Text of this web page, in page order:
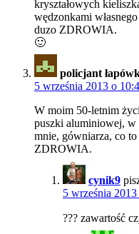
kryształowych
wędzonkami
duzo ZDROWIA.
🙂
policjant
5 września 2013 o
W moim 50-letnim
puszki aluminiowej, w
mnie, gówniarza, co
ZDROWIA.
cynik9
5 września
??? zawartość